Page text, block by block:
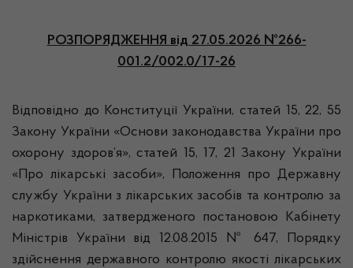
РОЗПОРЯДЖЕННЯ від 27.05.2026 №266-
001.2/002.0/17-26
Відповідно до Конституції України, статей 15, 22, 55
Закону України «Основи законодавства України про
охорону здоров’я», статей 15, 17, 21 Закону України
«Про лікарські засоби», Положення про Державну
службу України з лікарських засобів та контролю за
наркотиками, затвердженого постановою Кабінету
Міністрів України від 12.08.2015 № 647, Порядку
здійснення державного контролю якості лікарських